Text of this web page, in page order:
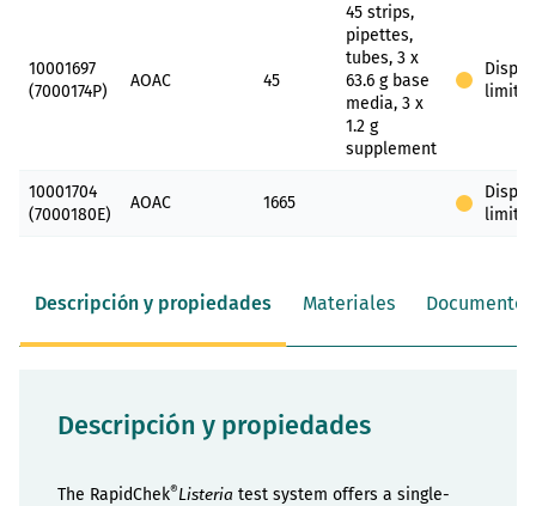
10001697
(7000174P)
AOAC 45
45 strips,
pipettes,
tubes, 3 x
63.6 g base
media, 3 x
1.2 g
supplement
10001704
(7000180E)
AOAC 1665
Descripción y propiedades Materiales Documentos
Descripción y propiedades
The RapidChek®Listeria test system offers a single-